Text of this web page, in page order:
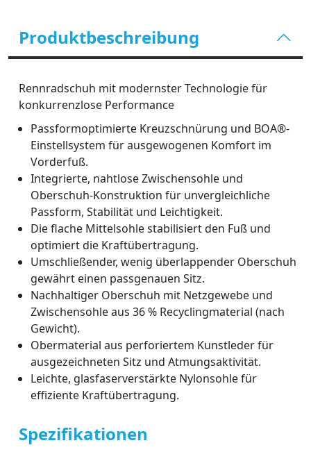
Produktbeschreibung
Rennradschuh mit modernster Technologie für
konkurrenzlose Performance
Passformoptimierte Kreuzschnürung und BOA®-
Einstellsystem für ausgewogenen Komfort im
Vorderfuß.
Integrierte, nahtlose Zwischensohle und
Oberschuh-Konstruktion für unvergleichliche
Passform, Stabilität und Leichtigkeit.
Die flache Mittelsohle stabilisiert den Fuß und
optimiert die Kraftübertragung.
Umschließender, wenig überlappender Oberschuh
gewährt einen passgenauen Sitz.
Nachhaltiger Oberschuh mit Netzgewebe und
Zwischensohle aus 36 % Recyclingmaterial (nach
Gewicht).
Obermaterial aus perforiertem Kunstleder für
ausgezeichneten Sitz und Atmungsaktivität.
Leichte, glasfaserverstärkte Nylonsohle für
effiziente Kraftübertragung.
Spezifikationen